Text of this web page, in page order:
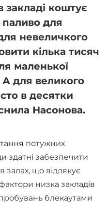
закладі коштує
для
невеличкого
кілька тисяч
маленької
А для великого
в десятки
Насонова.
потужних
здатні забезпечити
залах, що відлякує
фактори низка закладів
блекаутами